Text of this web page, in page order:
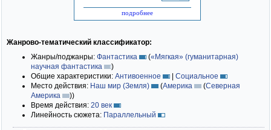
подробнее
Жанрово-тематический классификатор:
Жанры/поджанры: Фантастика («Мягкая» (гуманитарная)
научная фантастика
)
Общие характеристики: Антивоенное | Социальное
Место действия: Наш мир (Земля) (Америка (Северная
Америка
))
Время действия: 20 век
Линейность сюжета: Параллельный